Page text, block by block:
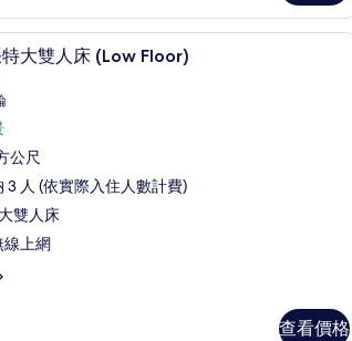
客房, 1 張特大雙人床 (Low
特大雙人床 (Low Floor)
分 10 分
公尺
3 人 (依實際入住人數計費)
雙人床
線上網
查看價格